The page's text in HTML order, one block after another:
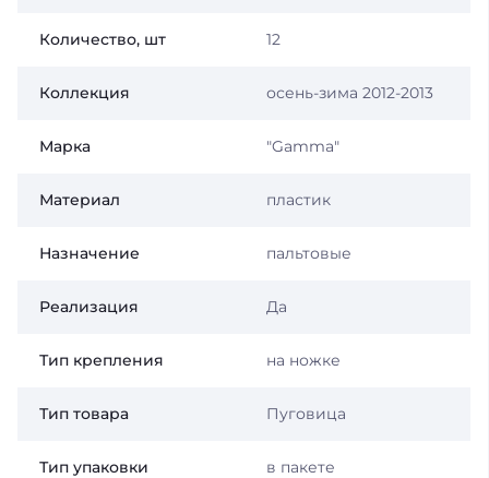
Количество, шт 12
Коллекция осень-зима 2012-2013
Марка "Gamma"
Материал пластик
Назначение пальтовые
Реализация Да
Тип крепления на ножке
Тип товара Пуговица
Тип упаковки в пакете